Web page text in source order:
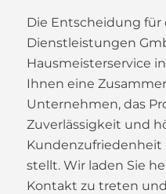
Die Entscheidung für
Dienstleistungen
Hausmeisterservice
Ihnen eine
Unternehmen, das
Zuverlässigkeit und
Kundenzufriedenheit
stellt. Wir laden Sie
Kontakt zu treten